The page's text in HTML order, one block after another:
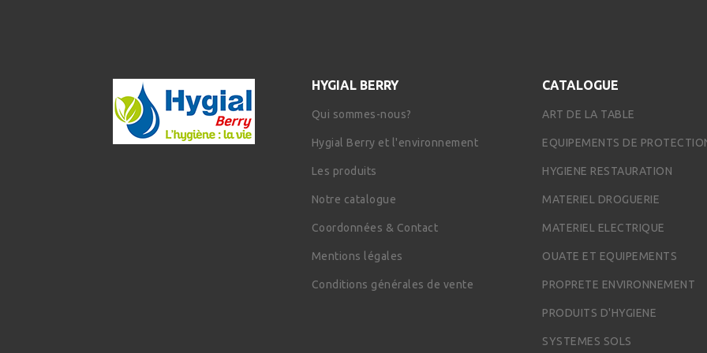
HYGIAL BERRY
Qui sommes-nous?
Hygial Berry et l'environnement
Les produits
Notre catalogue
Coordonnées & Contact
Mentions légales
Conditions générales de vente
CATALOGUE
ART DE LA TABLE
EQUIPEMENTS DE
HYGIENE RESTAURATION
MATERIEL DROGUERIE
MATERIEL ELECTRIQUE
OUATE ET EQUIPEMENTS
PROPRETE ENVIRONNEMENT
PRODUITS D'HYGIENE
SYSTEMES SOLS